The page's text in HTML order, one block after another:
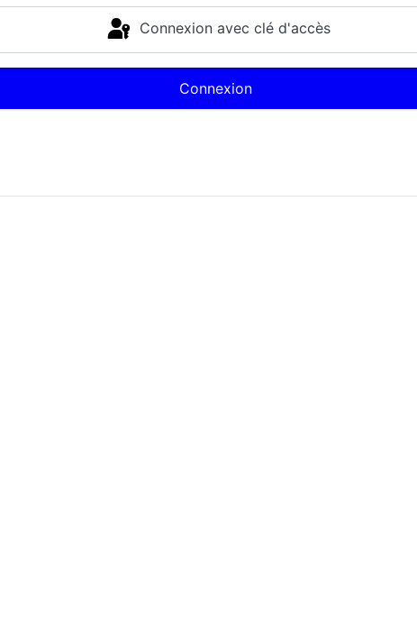
Connexion avec clé d'accès
Connexion